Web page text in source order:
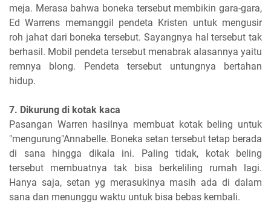
meja. Merasa bahwa boneka tersebut membikin gara-gara,
Ed Warrens memanggil pendeta Kristen untuk mengusir
roh jahat dari boneka tersebut. Sayangnya hal tersebut tak
berhasil. Mobil pendeta tersebut menabrak alasannya yaitu
remnya blong. Pendeta tersebut untungnya bertahan
hidup.
7. Dikurung di kotak kaca
Pasangan Warren hasilnya membuat kotak beling untuk
"mengurung"Annabelle. Boneka setan tersebut tetap berada
di sana hingga dikala ini. Paling tidak, kotak beling
tersebut membuatnya tak bisa berkeliling rumah lagi.
Hanya saja, setan yg merasukinya masih ada di dalam
sana dan menunggu waktu untuk bisa bebas kembali.